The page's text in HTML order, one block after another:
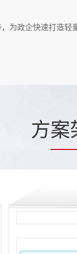
为政企快速打造
方案